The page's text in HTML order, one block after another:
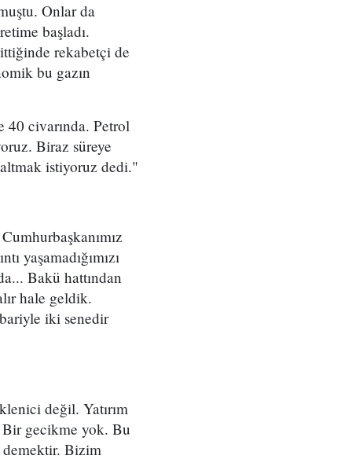
Onlar da
başladı.
rekabetçi de
bu gazın
40 civarında. Petrol
Biraz süreye
istiyoruz dedi."
yaşamadığımızı
Bakü hattından
hale geldik.
iki senedir
değil. Yatırım
gecikme yok. Bu
demektir. Bizim